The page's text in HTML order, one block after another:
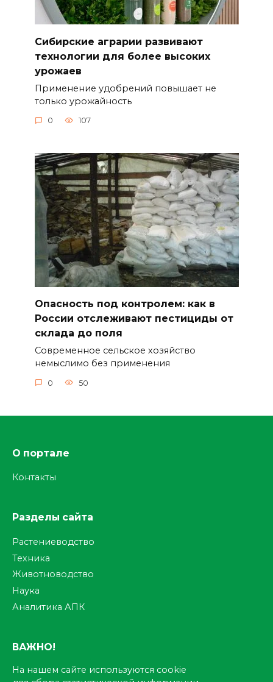
Сибирские аграрии развивают
технологии для более высоких
урожаев
Применение удобрений повышает не
только урожайность
0 107
Опасность под контролем: как в
России отслеживают пестициды от
склада до поля
Современное сельское хозяйство
немыслимо без применения
0 50
О портале
Контакты
Разделы сайта
Растениеводство
Техника
Животноводство
Наука
Аналитика АПК
ВАЖНО!
На нашем сайте используются cookie